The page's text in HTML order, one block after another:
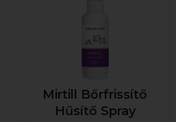
Mirtill Bőrfrissítő
Hűsítő Spray